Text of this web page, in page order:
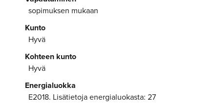
sopimuksen mukaan
Kunto
Hyvä
Kohteen kunto
Hyvä
Energialuokka
E2018. Lisätietoja energialuokasta: 27